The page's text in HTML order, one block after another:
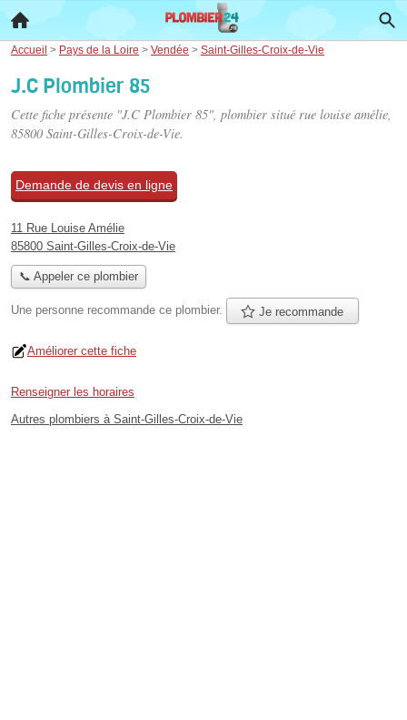
Accueil > Pays de la Loire > Vendée > Saint-Gilles-Croix-de-Vie
J.C Plombier 85
Cette fiche présente "J.C Plombier 85", plombier situé rue louise amélie,
85800 Saint-Gilles-Croix-de-Vie.
Demande de devis en ligne
11 Rue Louise Amélie
85800 Saint-Gilles-Croix-de-Vie
📞 Appeler ce plombier
Une personne recommande ce plombier. Je recommande
Améliorer cette fiche
Renseigner les horaires
Autres plombiers à Saint-Gilles-Croix-de-Vie